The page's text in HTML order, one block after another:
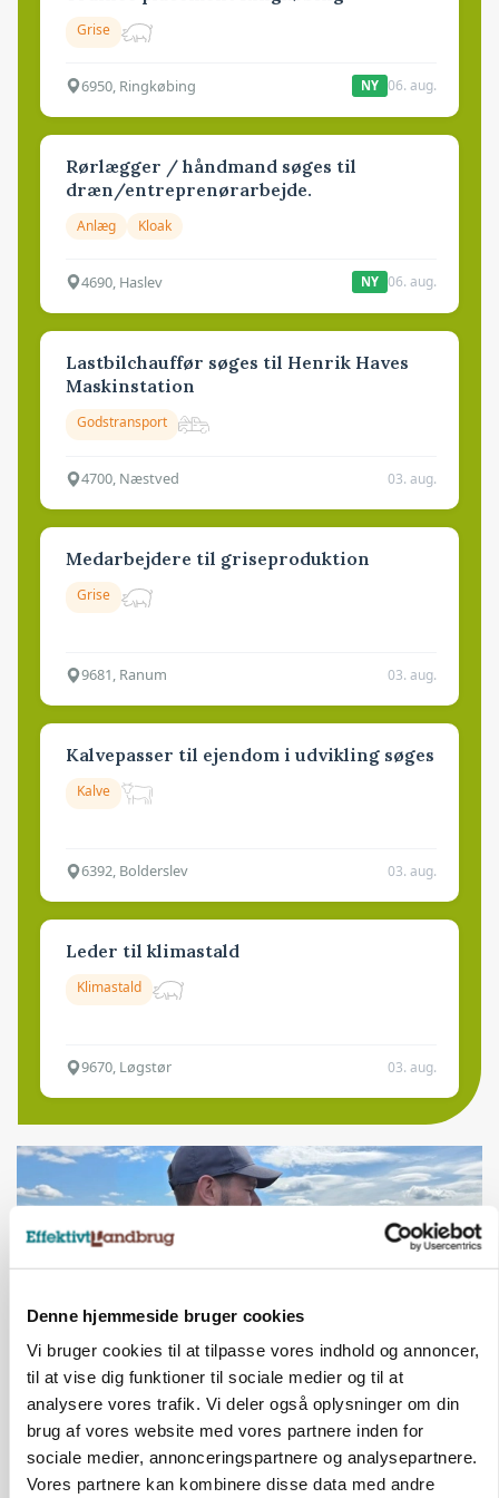
Denne hjemmeside bruger cookies
Vi bruger cookies til at tilpasse vores indhold og annoncer,
til at vise dig funktioner til sociale medier og til at
analysere vores trafik. Vi deler også oplysninger om din
brug af vores website med vores partnere inden for
sociale medier, annonceringspartnere og analysepartnere.
Vores partnere kan kombinere disse data med andre
Grise
6950, Ringkøbing NY 06. aug.
Rørlægger / håndmand søges til
dræn/entreprenørarbejde.
Anlæg Kloak
4690, Haslev NY 06. aug.
Lastbilchauffør søges til Henrik Haves
Maskinstation
Godstransport
4700, Næstved 03. aug.
Medarbejdere til griseproduktion
Grise
9681, Ranum 03. aug.
Kalvepasser til ejendom i udvikling søges
Kalve
6392, Bolderslev 03. aug.
Leder til klimastald
Klimastald
9670, Løgstør 03. aug.
POLITIK
Bønder holder vagt ved Rusland